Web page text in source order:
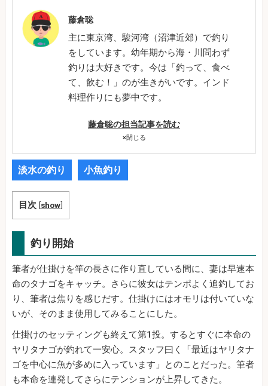
藤倉聡
主に東京湾、駿河湾（沼津近郊）で釣り
をしています。幼年期から海・川問わず
釣りは大好きです。今は「釣って、食べ
て、飲む！」のが生きがいです。インド
料理作りにも夢中です。
藤倉聡の担当記事を読む
×閉じる
淡水の釣り 小魚釣り
目次 [show]
釣り開始
筆者が仕掛けを竿の長さに作り直している間に、妻は早速本
命のタナゴをキャッチ。さらに彼女はテンポよく追釣してお
り、筆者は焦りを感じだす。仕掛けにはオモリは付いていな
いが、そのまま使用してみることにした。
仕掛けのセッティングも終えて第1投。するとすぐに本命の
ヤリタナゴが釣れて一安心。スタッフ曰く「最近はヤリタナ
ゴを中心に魚が多めに入っています」とのことだった。筆者
も本命を連発してさらにテンションが上昇してきた。